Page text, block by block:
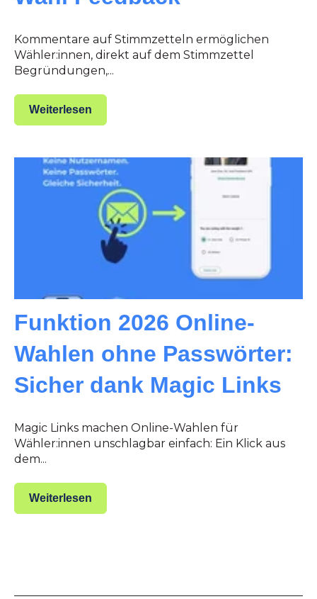
Kommentare auf Stimmzetteln ermöglichen
Wähler:innen, direkt auf dem Stimmzettel
Begründungen,...
Weiterlesen
Funktion 2026 Online-
Wahlen ohne Passwörter:
Sicher dank Magic Links
Magic Links machen Online-Wahlen für
Wähler:innen unschlagbar einfach: Ein Klick aus
dem...
Weiterlesen